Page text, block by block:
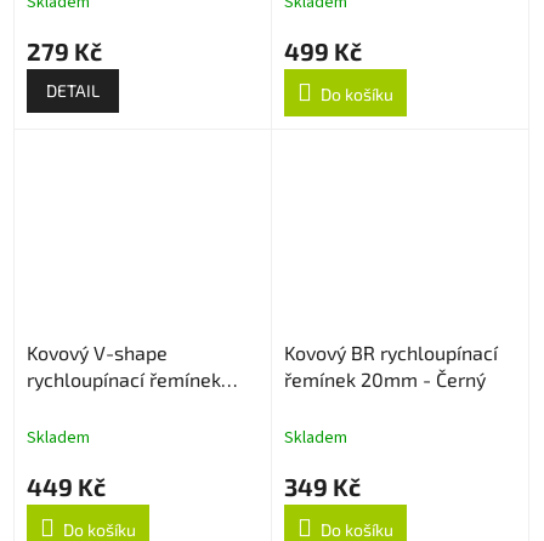
279 Kč
DETAIL
499 Kč
Do košíku
Kovový V-shape
rychloupínací řemínek
Skladem
449 Kč
Do košíku
Kovový BR rychloupínací
řemínek 20mm - Černý
Skladem
349 Kč
Do košíku